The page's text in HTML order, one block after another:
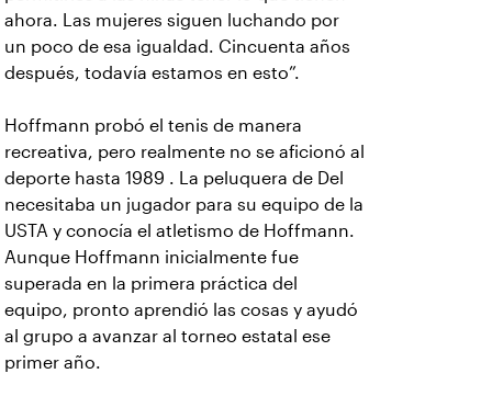
ahora. Las mujeres siguen luchando por
un poco de esa igualdad. Cincuenta años
después, todavía estamos en esto”.
Hoffmann probó el tenis de manera
recreativa, pero realmente no se aficionó al
deporte hasta 1989 . La peluquera de Del
necesitaba un jugador para su equipo de la
USTA y conocía el atletismo de Hoffmann.
Aunque Hoffmann inicialmente fue
superada en la primera práctica del
equipo, pronto aprendió las cosas y ayudó
al grupo a avanzar al torneo estatal ese
primer año.